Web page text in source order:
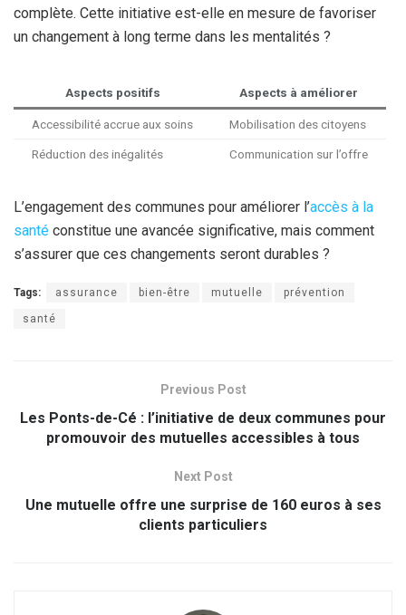
complète. Cette initiative est-elle en mesure de favoriser
un changement à long terme dans les mentalités ?
Aspects positifs Aspects à améliorer
Accessibilité accrue aux soins Mobilisation des citoyens
Réduction des inégalités Communication sur l’offre
L’engagement des communes pour améliorer l’accès à la
santé constitue une avancée significative, mais comment
s’assurer que ces changements seront durables ?
Tags: assurance bien-être mutuelle prévention
santé
Previous Post
Les Ponts-de-Cé : l’initiative de deux communes pour
promouvoir des mutuelles accessibles à tous
Next Post
Une mutuelle offre une surprise de 160 euros à ses
clients particuliers